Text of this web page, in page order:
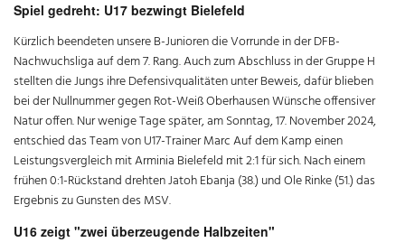
Spiel gedreht: U17 bezwingt Bielefeld
Kürzlich beendeten unsere B-Junioren die Vorrunde in der DFB-
Nachwuchsliga auf dem 7. Rang. Auch zum Abschluss in der Gruppe H
stellten die Jungs ihre Defensivqualitäten unter Beweis, dafür blieben
bei der Nullnummer gegen Rot-Weiß Oberhausen Wünsche offensiver
Natur offen. Nur wenige Tage später, am Sonntag, 17. November 2024,
entschied das Team von U17-Trainer Marc Auf dem Kamp einen
Leistungsvergleich mit Arminia Bielefeld mit 2:1 für sich. Nach einem
frühen 0:1-Rückstand drehten Jatoh Ebanja (38.) und Ole Rinke (51.) das
Ergebnis zu Gunsten des MSV.
U16 zeigt "zwei überzeugende Halbzeiten"